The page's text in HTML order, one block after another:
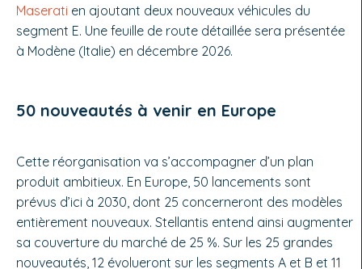
Maserati en ajoutant deux nouveaux véhicules du
segment E. Une feuille de route détaillée sera présentée
à Modène (Italie) en décembre 2026.
50 nouveautés à venir en Europe
Cette réorganisation va s’accompagner d’un plan
produit ambitieux. En Europe, 50 lancements sont
prévus d’ici à 2030, dont 25 concerneront des modèles
entièrement nouveaux. Stellantis entend ainsi augmenter
sa couverture du marché de 25 %. Sur les 25 grandes
nouveautés, 12 évolueront sur les segments A et B et 11